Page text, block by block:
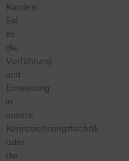
Kunden:
Sei
es
die
Vorführung
und
Einweisung
in
unsere
Kennzeichnungstechnik
oder
die